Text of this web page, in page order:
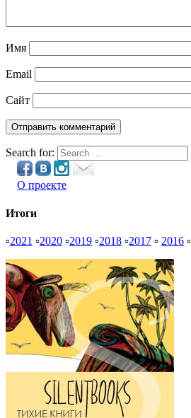
Имя
Email
Сайт
Search for:
О проекте
Итоги
▫2021 ▫2020 ▫2019 ▫2018 ▫2017 ▫ 2016 ▫